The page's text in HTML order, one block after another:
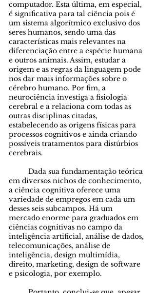
computador. Esta última, em especial,
é significativa para tal ciência pois é
um sistema algorítmico exclusivo dos
seres humanos, sendo uma das
características mais relevantes na
diferenciação entre a espécie humana
e outros animais. Assim, estudar a
origem e as regras da linguagem pode
nos dar mais informações sobre o
cérebro humano. Por fim, a
neurociência investiga a fisiologia
cerebral e a relaciona com todas as
outras disciplinas citadas,
estabelecendo as origens físicas para
processos cognitivos e ainda criando
possíveis tratamentos para distúrbios
cerebrais.
em diversos nichos de conhecimento,
a ciência cognitiva oferece uma
variedade de empregos em cada um
desses seis subcampos. Há um
mercado enorme para graduados em
ciências cognitivas no campo da
inteligência artificial, análise de dados,
telecomunicações, análise de
inteligência, design multimídia,
direito, marketing, design de software
e psicologia, por exemplo.